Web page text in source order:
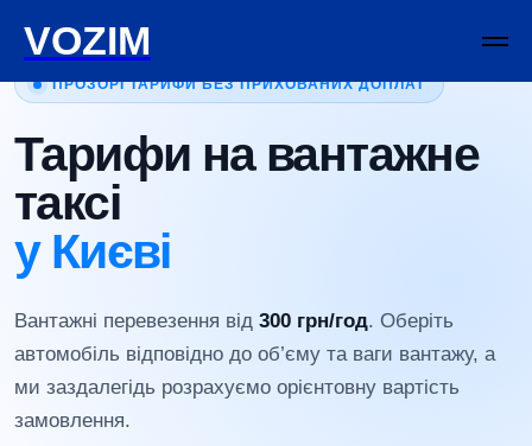
VOZIM
ПРОЗОРІ ТАРИФИ БЕЗ ПРИХОВАНИХ ДОПЛАТ
Тарифи на вантажне
таксі
у Києві
Вантажні перевезення від 300 грн/год. Оберіть
автомобіль відповідно до об’єму та ваги вантажу, а
ми заздалегідь розрахуємо орієнтовну вартість
замовлення.